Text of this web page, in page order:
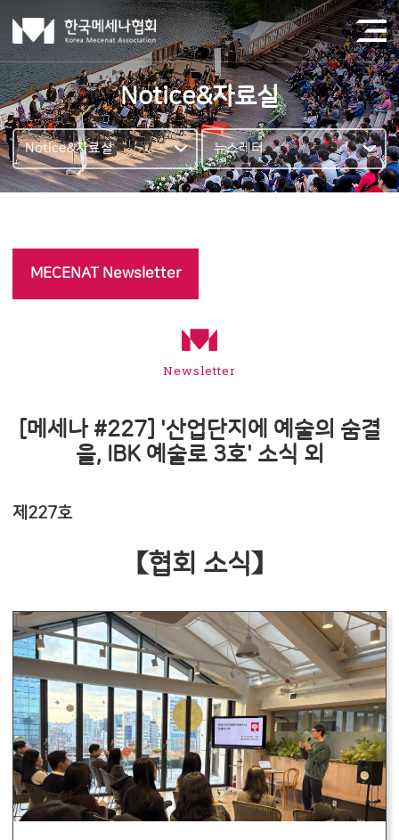
Notice&자료실
Notice&자료실 뉴스레터
MECENAT Newsletter
Newsletter
[메세나 #227] '산업단지에 예술의 숨결
을, IBK 예술로 3호' 소식 외
제227호
【협회 소식】